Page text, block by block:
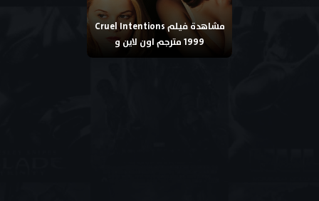
مشاهدة فيلم Cruel Intentions
1999 مترجم اون لاين و